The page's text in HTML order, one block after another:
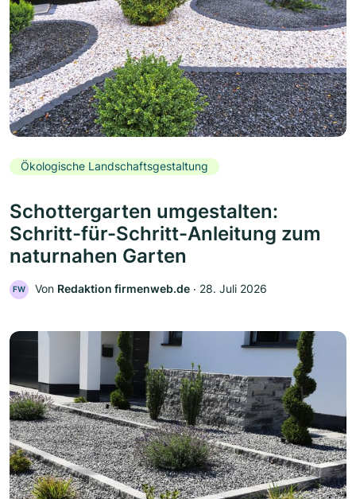
Ökologische Landschaftsgestaltung
Schottergarten umgestalten:
Schritt-für-Schritt-Anleitung zum
naturnahen Garten
FW Von Redaktion firmenweb.de ‧ 28. Juli 2026